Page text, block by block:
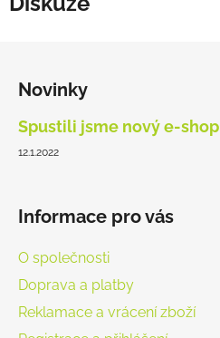
Novinky
Spustili jsme nový e-shop
12.1.2022
Informace pro vás
O společnosti
Doprava a platby
Reklamace a vrácení zboží